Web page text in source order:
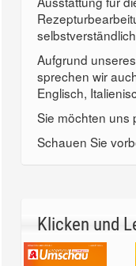
Aufgrund
sprechen wir
Englisch,
Sie möchten uns
Schauen Sie
Klicken und